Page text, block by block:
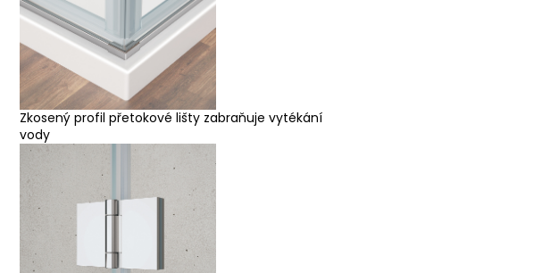
Zkosený profil přetokové lišty zabraňuje vytékání
vody